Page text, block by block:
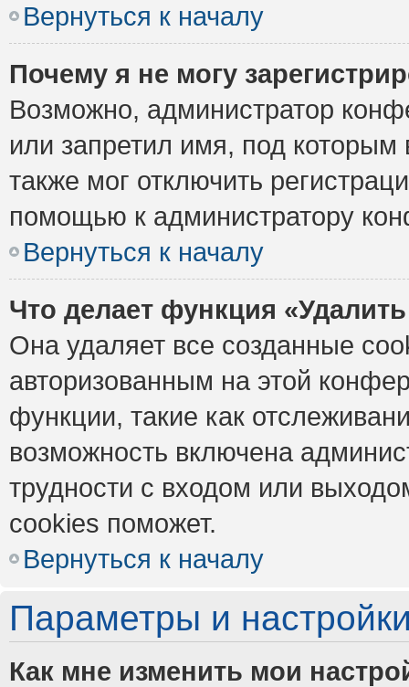
Вернуться к началу
Почему я не могу
Возможно, администратор
или запретил имя, под которым
также мог отключить
помощью к администратору
Вернуться к началу
Что делает функция
Она удаляет все созданные
авторизованным на этой
функции, такие как
возможность включена
трудности с входом или
cookies поможет.
Вернуться к началу
Параметры и
Как мне изменить мои